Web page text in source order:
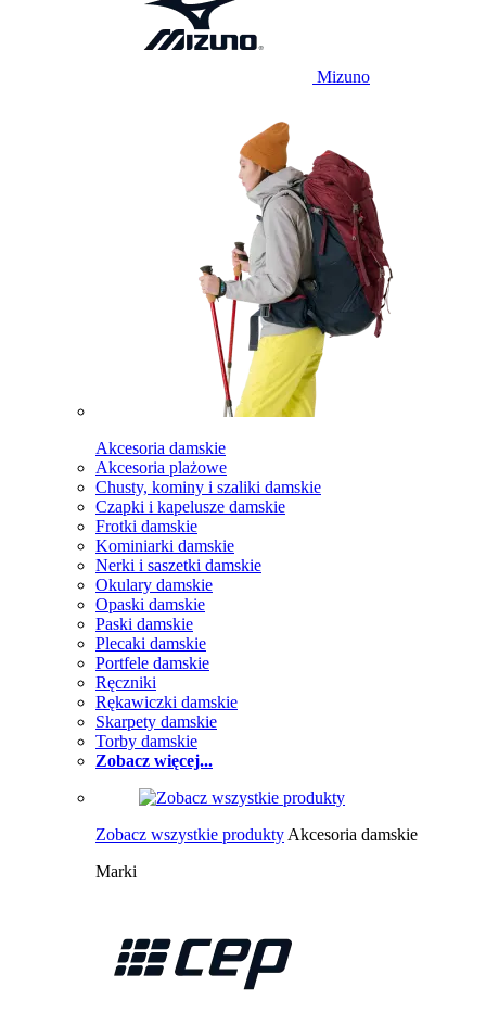
Mizuno
Akcesoria damskie
Akcesoria plażowe
Chusty, kominy i szaliki damskie
Czapki i kapelusze damskie
Frotki damskie
Kominiarki damskie
Nerki i saszetki damskie
Okulary damskie
Opaski damskie
Paski damskie
Plecaki damskie
Portfele damskie
Ręczniki
Rękawiczki damskie
Skarpety damskie
Torby damskie
Zobacz więcej...
Zobacz wszystkie produkty Akcesoria damskie
Marki